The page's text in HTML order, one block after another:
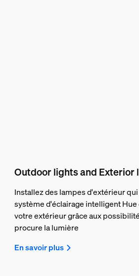
Outdoor lights and Exterior
Installez des lampes d'extérieur
système d'éclairage intelligent Hue
votre extérieur grâce aux
procure la lumière
En savoir plus